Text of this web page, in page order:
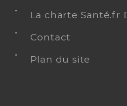
La charte Santé.fr
Contact
Plan du site